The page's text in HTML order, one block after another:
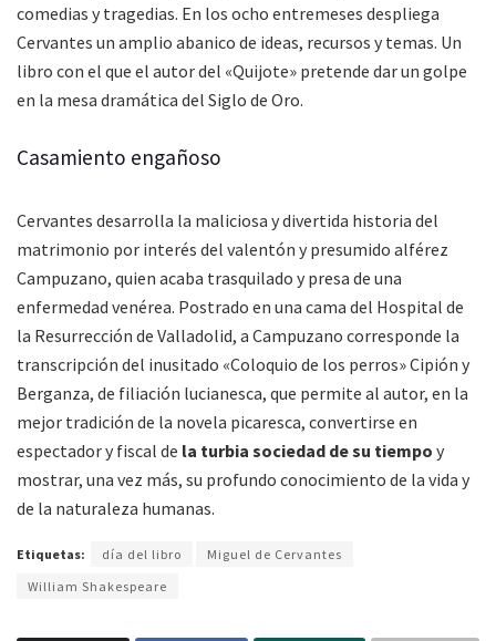
comedias y tragedias. En los ocho entremeses despliega
Cervantes un amplio abanico de ideas, recursos y temas. Un
libro con el que el autor del «Quijote» pretende dar un golpe
en la mesa dramática del Siglo de Oro.
Casamiento engañoso
Cervantes desarrolla la maliciosa y divertida historia del
matrimonio por interés del valentón y presumido alférez
Campuzano, quien acaba trasquilado y presa de una
enfermedad venérea. Postrado en una cama del Hospital de
la Resurrección de Valladolid, a Campuzano corresponde la
transcripción del inusitado «Coloquio de los perros» Cipión y
Berganza, de filiación lucianesca, que permite al autor, en la
mejor tradición de la novela picaresca, convertirse en
espectador y fiscal de la turbia sociedad de su tiempo y
mostrar, una vez más, su profundo conocimiento de la vida y
de la naturaleza humanas.
Etiquetas: día del libro
Miguel de Cervantes
William Shakespeare